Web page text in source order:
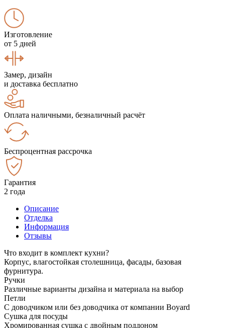
Изготовление
от 5 дней
Замер, дизайн
и доставка бесплатно
Оплата наличными, безналичный расчёт
Беспроцентная рассрочка
Гарантия
2 года
Описание
Отделка
Информация
Отзывы
Что входит в комплект кухни?
Корпус, влагостойкая столешница, фасады, базовая
фурнитура.
Ручки
Различные варианты дизайна и материала на выбор
Петли
С доводчиком или без доводчика от компании Boyard
Сушка для посуды
Хромированная сушка с двойным поддоном